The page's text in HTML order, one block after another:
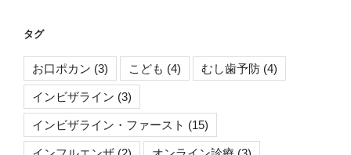
タグ
お口ポカン (3) こども (4) むし歯予防 (4)
インビザライン (3)
インビザライン・ファースト (15)